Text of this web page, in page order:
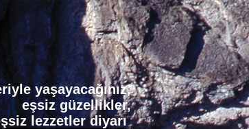
yaşayacağınız,
eşsiz güzellikler,
lezzetler diyarı